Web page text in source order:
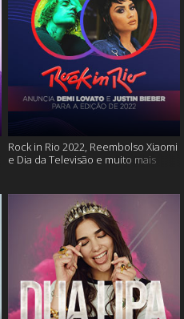
Rock in Rio 2022, Reembolso Xiaomi
e Dia da Televisão e muito mais